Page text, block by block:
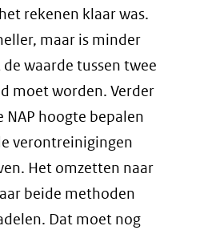
rekenen klaar was.
maar is minder
waarde tussen twee
moet worden. Verder
NAP hoogte bepalen
verontreinigingen
Het omzetten naar
beide methoden
Dat moet nog